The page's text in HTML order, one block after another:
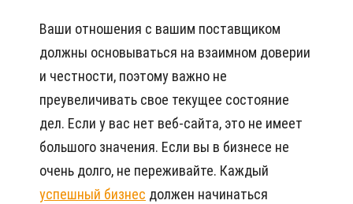
Ваши отношения с вашим поставщиком
должны основываться на взаимном доверии
и честности, поэтому важно не
преувеличивать свое текущее состояние
дел. Если у вас нет веб-сайта, это не имеет
большого значения. Если вы в бизнесе не
очень долго, не переживайте. Каждый
успешный бизнес должен начинаться